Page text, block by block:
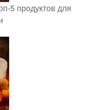
5 продуктов для